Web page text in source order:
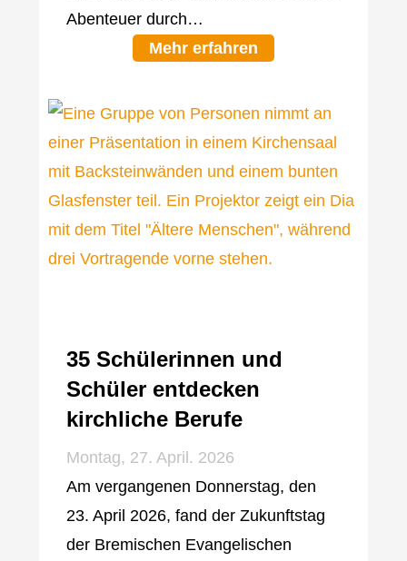
Abenteuer durch…
Mehr erfahren
35 Schülerinnen und
Schüler entdecken
kirchliche Berufe
Montag, 27. April. 2026
Am vergangenen Donnerstag, den
23. April 2026, fand der Zukunftstag
der Bremischen Evangelischen